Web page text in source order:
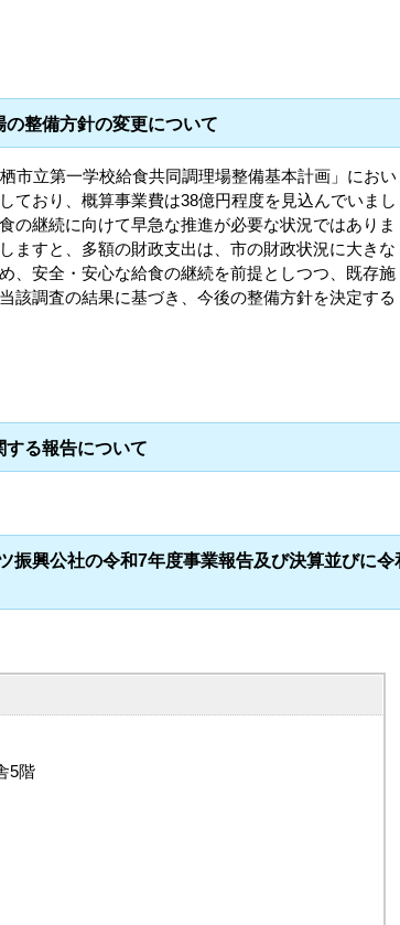
整備方針の変更について
市立第一学校給食共同調理場整備基本計画」におい
ており、概算事業費は38億円程度を見込んでいまし
の継続に向けて早急な推進が必要な状況ではありま
ますと、多額の財政支出は、市の財政状況に大きな
、安全・安心な給食の継続を前提としつつ、既存施
該調査の結果に基づき、今後の整備方針を決定する
る報告について
振興公社の令和7年度事業報告及び決算並びに令
5階